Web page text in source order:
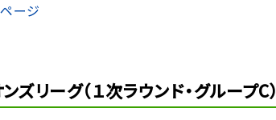
ージ
リーグ（１次ラウンド・グループC）